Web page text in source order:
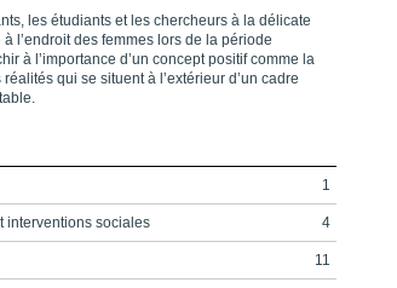
les étudiants et les chercheurs à la délicate
l’endroit des femmes lors de la période
à l’importance d’un concept positif comme la
qui se situent à l’extérieur d’un cadre
1
interventions sociales 4
11